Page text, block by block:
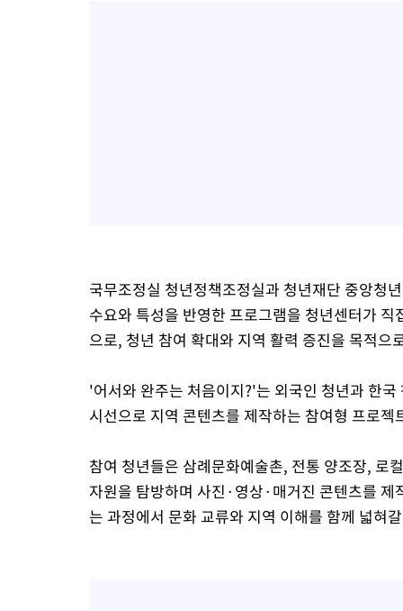
국무조정실 청년정책조정실과 청년재단 중앙청
수요와 특성을 반영한 프로그램을 청년센터가
으로, 청년 참여 확대와 지역 활력 증진을 목적으
'어서와 완주는 처음이지?'는 외국인 청년과 한
시선으로 지역 콘텐츠를 제작하는 참여형 프로젝
참여 청년들은 삼례문화예술촌, 전통 양조장, 로
자원을 탐방하며 사진·영상·매거진 콘텐츠를
는 과정에서 문화 교류와 지역 이해를 함께 넓혀